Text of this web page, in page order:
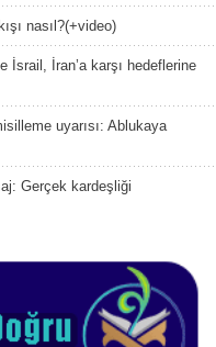
nasıl?(+video)
İsrail, İran’a karşı hedeflerine
uyarısı: Ablukaya
Gerçek kardeşliği